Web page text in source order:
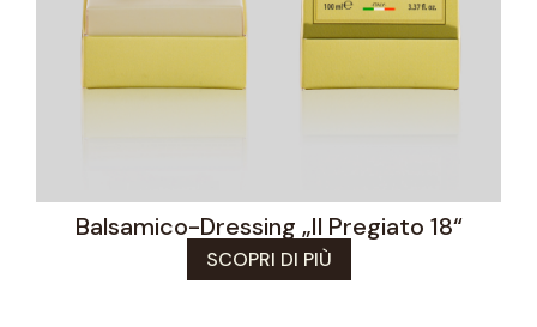
Balsamico-Dressing „Il Pregiato 18“
SCOPRI DI PIÙ